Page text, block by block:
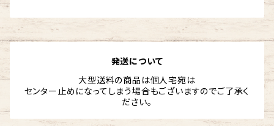
発送について
大型送料の商品は個人宅宛は
センター止めになってしまう場合もございますのでご了承く
ださい。